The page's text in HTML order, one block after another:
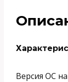
Версия ОС